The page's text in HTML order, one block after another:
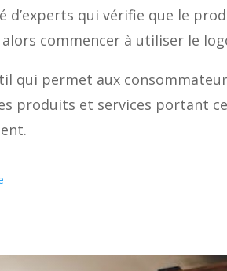
d’experts qui vérifie que le
alors commencer à utiliser le
qui permet aux
produits et services portant